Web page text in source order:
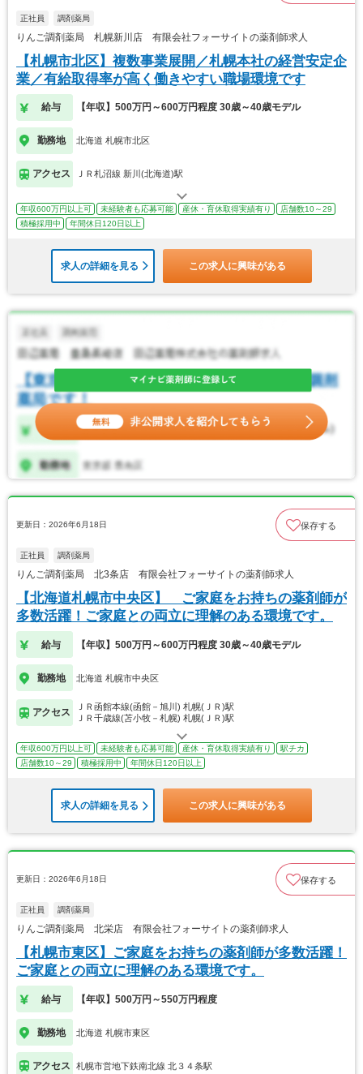
正社員 調剤薬局
りんご調剤薬局 札幌新川店 有限会社フォーサイトの薬剤師求人
【札幌市北区】複数事業展開／札幌本社の経営安定企
業／有給取得率が高く働きやすい職場環境です
給与 【年収】500万円～600万円程度 30歳～40歳モデル
勤務地 北海道 札幌市北区
アクセス ＪＲ札沼線 新川(北海道)駅
年収600万円以上可 未経験者も応募可能 産休・育休取得実績有り
店舗数10～29
積極採用中
年間休日120日以上
求人の詳細を見る この求人に興味がある
更新日：2026年6月18日 保存する
正社員 調剤薬局
りんご調剤薬局 北3条店 有限会社フォーサイトの薬剤師求人
【北海道札幌市中央区】 ご家庭をお持ちの薬剤師が
多数活躍！ご家庭との両立に理解のある環境です。
給与 【年収】500万円～600万円程度 30歳～40歳モデル
勤務地 北海道 札幌市中央区
アクセス
ＪＲ函館本線(函館－旭川) 札幌(ＪＲ)駅
ＪＲ千歳線(苫小牧－札幌) 札幌(ＪＲ)駅
年収600万円以上可 未経験者も応募可能 産休・育休取得実績有り
駅チカ
店舗数10～29
積極採用中 年間休日120日以上
求人の詳細を見る この求人に興味がある
更新日：2026年6月18日 保存する
正社員 調剤薬局
りんご調剤薬局 北栄店 有限会社フォーサイトの薬剤師求人
【札幌市東区】ご家庭をお持ちの薬剤師が多数活躍！
ご家庭との両立に理解のある環境です。
給与 【年収】500万円～550万円程度
勤務地 北海道 札幌市東区
アクセス 札幌市営地下鉄南北線 北３４条駅